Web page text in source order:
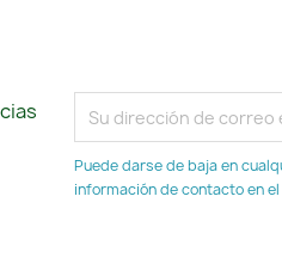
Puede darse de baja en
información de contacto en